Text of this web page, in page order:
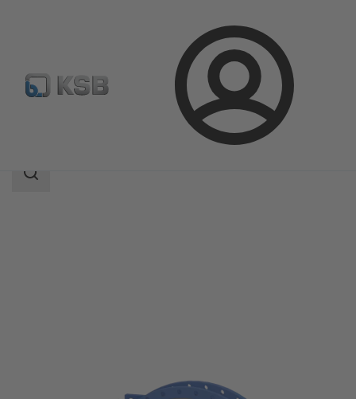
登
录
MAMMOUTH
搜